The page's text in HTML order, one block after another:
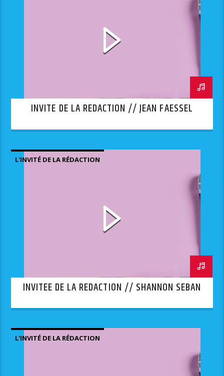
INVITE DE LA REDACTION // JEAN FAESSEL
L'INVITÉ DE LA RÉDACTION
INVITEE DE LA REDACTION // SHANNON SEBAN
L'INVITÉ DE LA RÉDACTION